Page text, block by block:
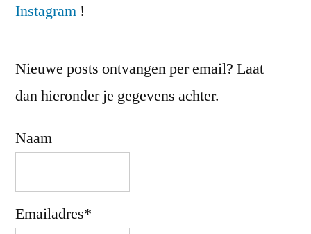
Instagram !
Nieuwe posts ontvangen per email? Laat
dan hieronder je gegevens achter.
Naam
Emailadres*